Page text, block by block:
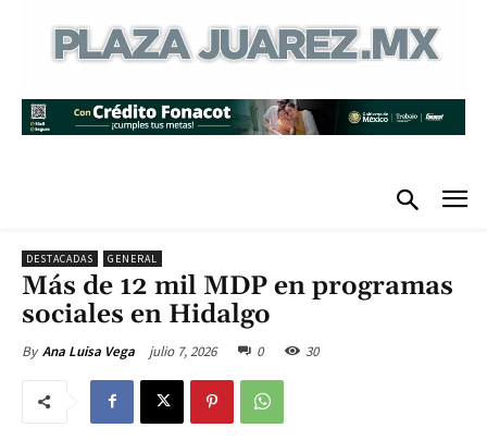
DESTACADAS GENERAL
Más de 12 mil MDP en programas
sociales en Hidalgo
By Ana Luisa Vega julio 7, 2026 0 30